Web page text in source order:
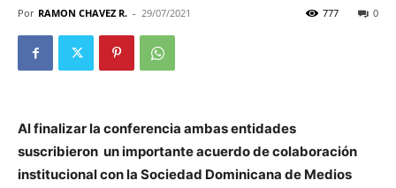
Por RAMON CHAVEZ R. - 29/07/2021 0
777
Al finalizar la conferencia ambas entidades
suscribieron un importante acuerdo de colaboración
institucional con la Sociedad Dominicana de Medios